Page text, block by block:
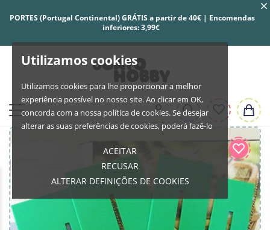
Utilizamos cookies
Utilizamos cookies para lhe proporcionar a melhor
experiência possível no nosso site. Ao clicar em OK,
concorda com a nossa política de cookies. Se desejar
alterar as suas preferências de cookies, poderá fazê-lo
ACEITAR
RECUSAR
ALTERAR DEFINIÇÕES DE COOKIES
PORTES (Portugal Continental) GRÁTIS a partir de 40€ | Encomendas
inferiores: 3,99€